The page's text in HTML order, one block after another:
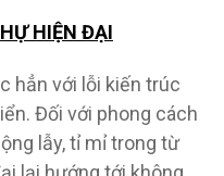
HIỆN ĐẠI
hẳn với lỗi kiến trúc
Đối với phong cách
lẫy, tỉ mỉ trong từ